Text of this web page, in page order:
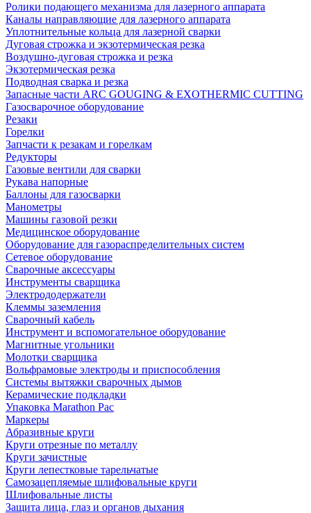
Ролики подающего механизма для лазерного аппарата
Каналы направляющие для лазерного аппарата
Уплотнительные кольца для лазерной сварки
Дуговая строжка и экзотермическая резка
Воздушно-дуговая строжка и резка
Экзотермическая резка
Подводная сварка и резка
Запасные части ARC GOUGING & EXOTHERMIC CUTTING
Газосварочное оборудование
Резаки
Горелки
Запчасти к резакам и горелкам
Редукторы
Газовые вентили для сварки
Рукава напорные
Баллоны для газосварки
Манометры
Машины газовой резки
Медицинское оборудование
Оборудование для газораспределительных систем
Сетевое оборудование
Сварочные аксессуары
Инструменты сварщика
Электрододержатели
Клеммы заземления
Сварочный кабель
Инструмент и вспомогательное оборудование
Магнитные угольники
Молотки сварщика
Вольфрамовые электроды и приспособления
Системы вытяжки сварочных дымов
Керамические подкладки
Упаковка Marathon Pac
Маркеры
Абразивные круги
Круги отрезные по металлу
Круги зачистные
Круги лепестковые тарельчатые
Самозацепляемые шлифовальные круги
Шлифовальные листы
Защита лица, глаз и органов дыхания